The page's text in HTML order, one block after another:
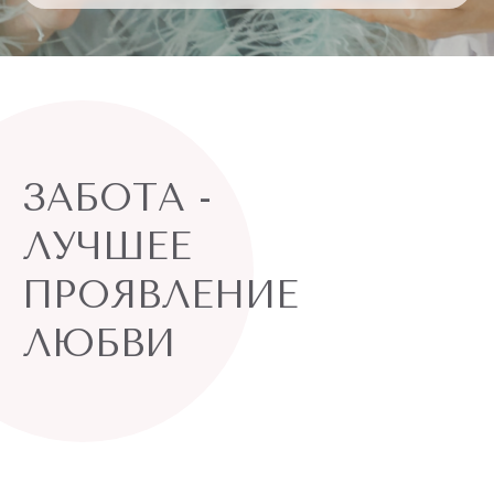
ЗАБОТА -
ЛУЧШЕЕ
ПРОЯВЛЕНИЕ
ЛЮБВИ